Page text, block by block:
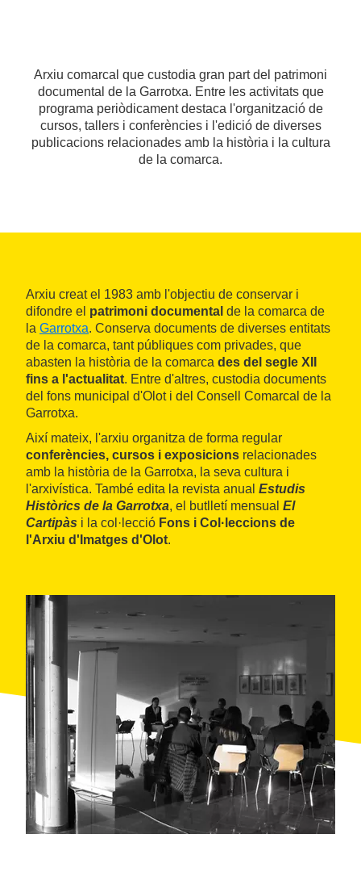
Arxiu comarcal que custodia gran part del patrimoni
documental de la Garrotxa. Entre les activitats que
programa periòdicament destaca l'organització de
cursos, tallers i conferències i l'edició de diverses
publicacions relacionades amb la història i la cultura
de la comarca.
Arxiu creat el 1983 amb l'objectiu de conservar i
difondre el patrimoni documental de la comarca de
la Garrotxa. Conserva documents de diverses entitats
de la comarca, tant públiques com privades, que
abasten la història de la comarca des del segle XII
fins a l'actualitat. Entre d'altres, custodia documents
del fons municipal d'Olot i del Consell Comarcal de la
Garrotxa.
Així mateix, l'arxiu organitza de forma regular
conferències, cursos i exposicions relacionades
amb la història de la Garrotxa, la seva cultura i
l'arxivística. També edita la revista anual Estudis
Històrics de la Garrotxa, el butlletí mensual El
Cartipàs i la col·lecció Fons i Col·leccions de
l'Arxiu d'Imatges d'Olot.